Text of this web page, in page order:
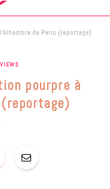
de Paris (reportage)
pourpre à